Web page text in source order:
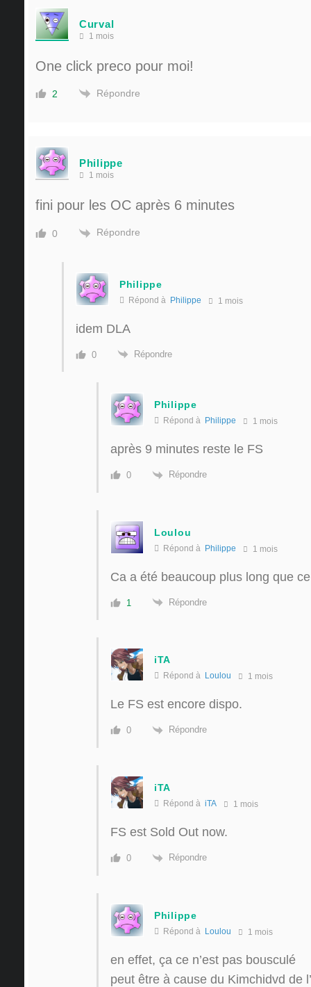
Curval
1 mois
One click preco pour moi!
2 Répondre
Philippe
1 mois
fini pour les OC après 6 minutes
0 Répondre
Philippe
Répond à Philippe 1 mois
idem DLA
0 Répondre
Philippe
Répond à Philippe 1 mois
après 9 minutes reste le FS
0 Répondre
Loulou
Répond à Philippe 1 mois
Ca a été beaucoup plus long que
1 Répondre
iTA
Répond à Loulou 1 mois
Le FS est encore dispo.
0 Répondre
iTA
Répond à iTA 1 mois
FS est Sold Out now.
0 Répondre
Philippe
Répond à Loulou 1 mois
en effet, ça ce n’est pas bousculé
peut être à cause du Kimchidvd de